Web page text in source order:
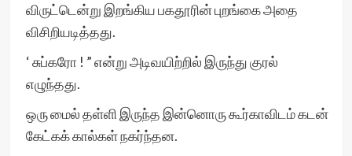
விருட்டென்று இறங்கிய பகதூரின் புறங்கை அதை
விசிறியடித்தது.
‘ சுப்கரோ ! ” என்று அடிவயிற்றில் இருந்து குரல்
எழுந்தது.
ஒரு மைல் தள்ளி இருந்த இன்னொரு கூர்காவிடம் கடன்
கேட்கக் கால்கள் நகர்ந்தன.